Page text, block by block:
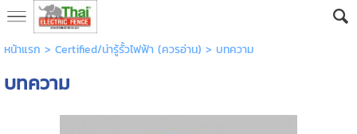
หน้าแรก > Certified/น่ารู้รั้วไฟฟ้า (ควรอ่าน) > บทความ
บทความ